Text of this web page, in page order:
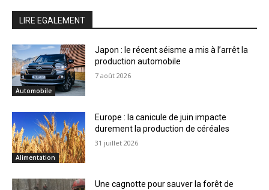
LIRE EGALEMENT
Automobile
Japon : le récent séisme a mis à l’arrêt la
production automobile
7 août 2026
Alimentation
Europe : la canicule de juin impacte
durement la production de céréales
31 juillet 2026
Une cagnotte pour sauver la forêt de